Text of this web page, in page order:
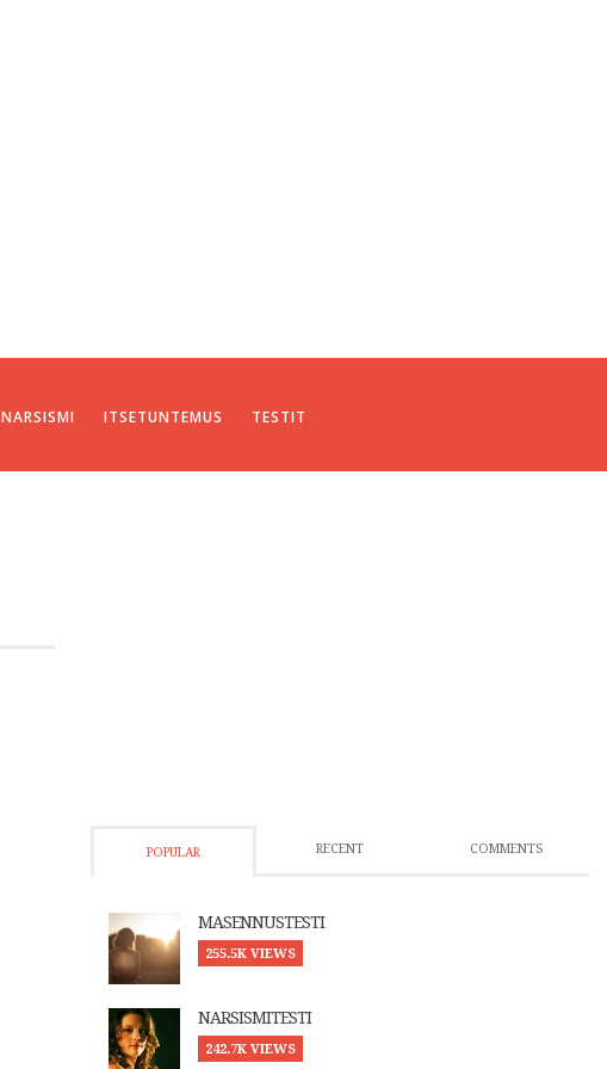
NARSISMI ITSETUNTEMUS TESTIT
POPULAR RECENT COMMENTS
MASENNUSTESTI
255.5K VIEWS
NARSISMITESTI
242.7K VIEWS